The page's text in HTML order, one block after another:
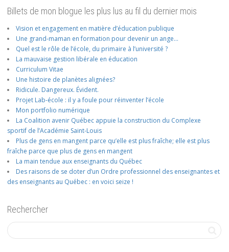
Billets de mon blogue les plus lus au fil du dernier mois
Vision et engagement en matière d’éducation publique
Une grand-maman en formation pour devenir un ange…
Quel est le rôle de l’école, du primaire à l’université ?
La mauvaise gestion libérale en éducation
Curriculum Vitae
Une histoire de planètes alignées?
Ridicule. Dangereux. Évident.
Projet Lab-école : il y a foule pour réinventer l’école
Mon portfolio numérique
La Coalition avenir Québec appuie la construction du Complexe
sportif de l’Académie Saint-Louis
Plus de gens en mangent parce qu’elle est plus fraîche; elle est plus
fraîche parce que plus de gens en mangent
La main tendue aux enseignants du Québec
Des raisons de se doter d’un Ordre professionnel des enseignantes et
des enseignants au Québec : en voici seize !
Rechercher